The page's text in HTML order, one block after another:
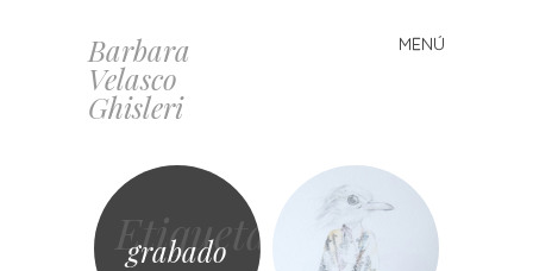
Barbara
Velasco
Ghisleri
MENÚ
Saltar al contenido
Etiqueta
grabado